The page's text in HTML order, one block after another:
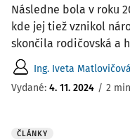
Následne bola v roku
kde jej tiež vznikol
skončila rodičovská a
Ing. Iveta Matlovičová
Vydané: 4. 11. 2024 / 2
ČLÁNKY